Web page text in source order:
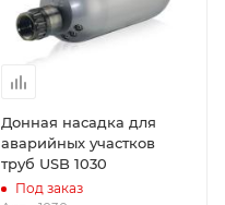
Донная насадка для
аварийных участков
труб USB 1030
Под заказ